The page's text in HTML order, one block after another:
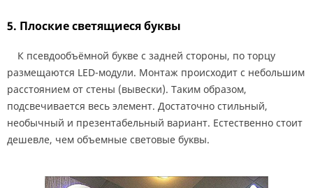
5. Плоские светящиеся буквы
К псевдообъёмной букве с задней стороны, по торцу
размещаются LED-модули. Монтаж происходит с небольшим
расстоянием от стены (вывески). Таким образом,
подсвечивается весь элемент. Достаточно стильный,
необычный и презентабельный вариант. Естественно стоит
дешевле, чем объемные световые буквы.